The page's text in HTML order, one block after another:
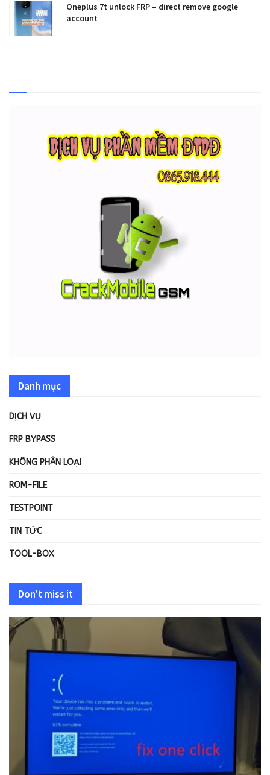
Oneplus 7t unlock FRP – direct remove google
account
Danh mục
DỊCH VỤ
FRP BYPASS
KHÔNG PHÂN LOẠI
ROM-FILE
TESTPOINT
TIN TỨC
TOOL-BOX
Don't miss it